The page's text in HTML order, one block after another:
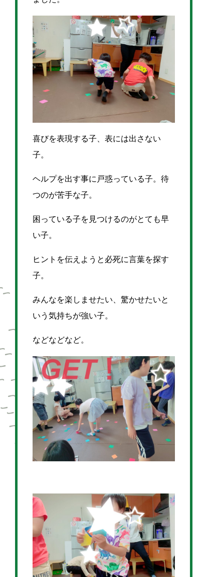
喜びを表現する子、表には出さない
子。
ヘルプを出す事に戸惑っている子。待
つのが苦手な子。
困っている子を見つけるのがとても早
い子。
ヒントを伝えようと必死に言葉を探す
子。
みんなを楽しませたい、驚かせたいと
いう気持ちが強い子。
などなどなど。